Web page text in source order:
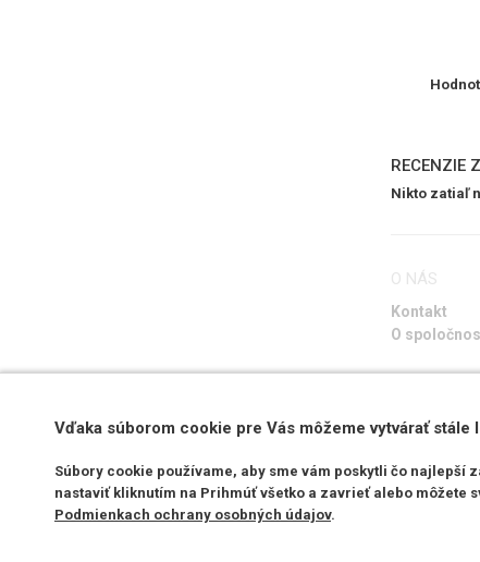
RECENZIE
Nikto zatiaľ
O NÁS
Kontakt
O
Vďaka súborom cookie pre Vás môžeme vytvárať
Súbory cookie používame, aby sme vám poskytli čo najlepší
nastaviť kliknutím na Prihmúť všetko a zavrieť alebo
Podmienkach ochrany osobných údajov.